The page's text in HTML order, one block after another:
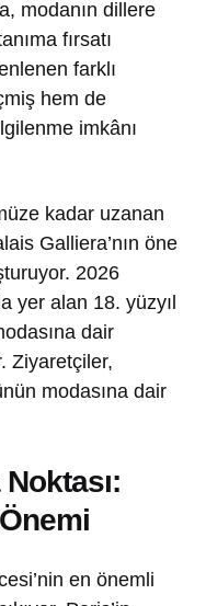
modanın dillere
fırsatı
farklı
hem de
imkânı
kadar uzanan
Galliera’nın öne
2026
yer alan 18. yüzyıl
dair
Ziyaretçiler,
modasına dair
en önemli